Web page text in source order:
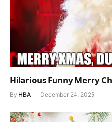
Hilarious Funny Merry
By HBA December 24, 2025